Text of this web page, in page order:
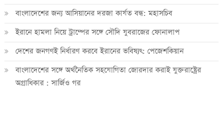
বাংলাদেশের জন্য আসিয়ানের দরজা কার্যত বন্ধ: মহাসচিব
ইরানে হামলা নিয়ে ট্রাম্পের সঙ্গে সৌদি যুবরাজের ফোনালাপ
দেশের জনগণই নির্ধারণ করবে ইরানের ভবিষ্যৎ: পেজেশকিয়ান
বাংলাদেশের সঙ্গে অর্থনৈতিক সহযোগিতা জোরদার করাই যুক্তরাষ্ট্রের
অগ্রাধিকার : সার্জিও গর